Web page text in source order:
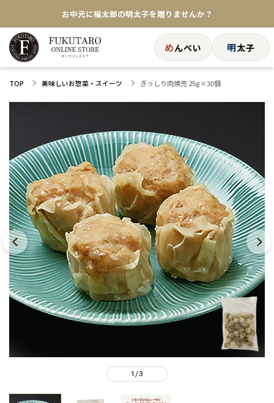
お中元に福太郎の明太子を贈りませんか？
★めんべい25周年記念商品が登場★
【色々な味を試したい方へ】ポストイン！めんべい
めんべい 明太子
TOP 美味しいお惣菜・スイーツ ぎっしり肉焼売 25g×30個
1 /3